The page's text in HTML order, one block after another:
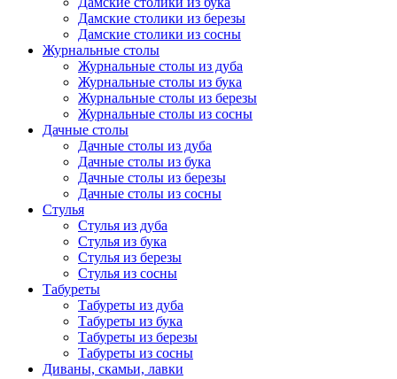
Дамские столики из березы
Дамские столики из сосны
Журнальные столы
Журнальные столы из дуба
Журнальные столы из бука
Журнальные столы из березы
Журнальные столы из сосны
Дачные столы
Дачные столы из дуба
Дачные столы из бука
Дачные столы из березы
Дачные столы из сосны
Стулья
Стулья из дуба
Стулья из бука
Стулья из березы
Стулья из сосны
Табуреты
Табуреты из дуба
Табуреты из бука
Табуреты из березы
Табуреты из сосны
Диваны, скамьи, лавки